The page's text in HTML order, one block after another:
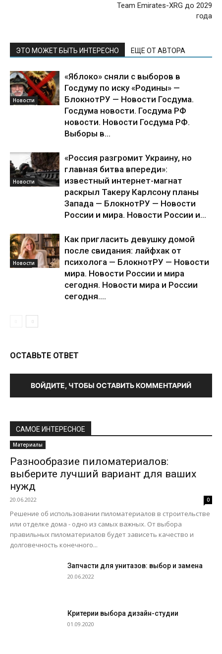
Team Emirates-XRG до 2029
года
ЭТО МОЖЕТ БЫТЬ ИНТЕРЕСНО ЕЩЕ ОТ АВТОРА
Новости
«Яблоко» сняли с выборов в
Госдуму по иску «Родины» —
БлокнотРУ — Новости Госдума.
Госдума новости. Госдума РФ
новости. Новости Госдума РФ.
Выборы в...
Новости
«Россия разгромит Украину, но
главная битва впереди»:
известный интернет-магнат
раскрыл Такеру Карлсону планы
Запада — БлокнотРУ — Новости
России и мира. Новости России и...
Новости
Как пригласить девушку домой
после свидания: лайфхак от
психолога — БлокнотРУ — Новости
мира. Новости России и мира
сегодня. Новости мира и России
сегодня....
ОСТАВЬТЕ ОТВЕТ
ВОЙДИТЕ, ЧТОБЫ ОСТАВИТЬ КОММЕНТАРИЙ
САМОЕ ИНТЕРЕСНОЕ
Материалы
Разнообразие пиломатериалов:
выберите лучший вариант для ваших
нужд
20.06.2022 0
Решение об использовании пиломатериалов в строительстве
или отделке дома - одно из самых важных. От выбора
правильных пиломатериалов будет зависеть качество и
долговечность конечного...
Запчасти для унитазов: выбор и замена
20.06.2022
Критерии выбора дизайн-студии
01.09.2020